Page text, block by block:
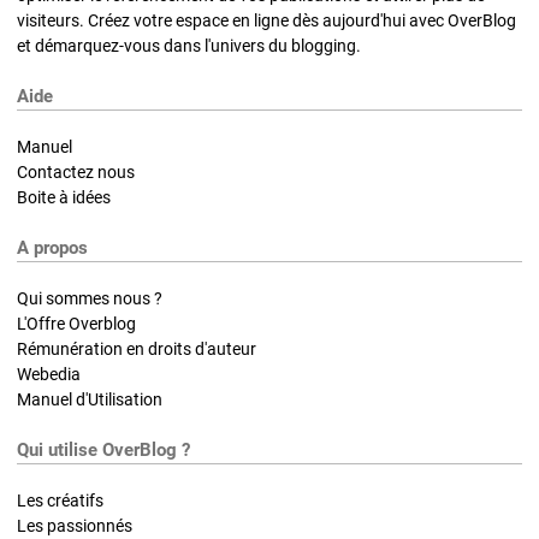
visiteurs. Créez votre espace en ligne dès aujourd'hui avec OverBlog
et démarquez-vous dans l'univers du blogging.
Aide
Manuel
Contactez nous
Boite à idées
A propos
Qui sommes nous ?
L'Offre Overblog
Rémunération en droits d'auteur
Webedia
Manuel d'Utilisation
Qui utilise OverBlog ?
Les créatifs
Les passionnés